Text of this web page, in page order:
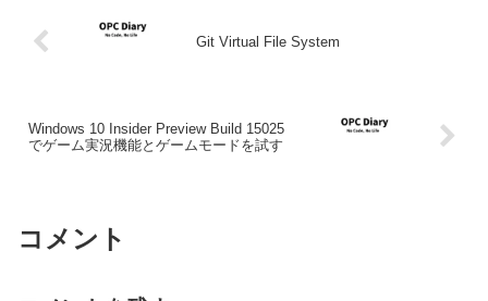
Git Virtual File System
Windows 10 Insider Preview Build 15025
でゲーム実況機能とゲームモードを試す
コメント